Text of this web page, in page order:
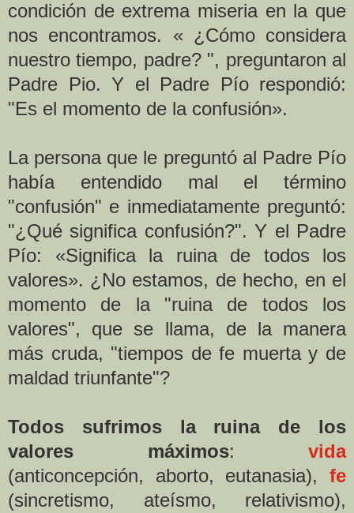
condición de extrema miseria en la que
nos encontramos. « ¿Cómo considera
nuestro tiempo, padre? ", preguntaron al
Padre Pio. Y el Padre Pío respondió:
"Es el momento de la confusión».
La persona que le preguntó al Padre Pío
había entendido mal el término
"confusión" e inmediatamente preguntó:
"¿Qué significa confusión?". Y el Padre
Pío: «Significa la ruina de todos los
valores». ¿No estamos, de hecho, en el
momento de la "ruina de todos los
valores", que se llama, de la manera
más cruda, "tiempos de fe muerta y de
maldad triunfante"?
Todos sufrimos la ruina de los
valores máximos: vida
(anticoncepción, aborto, eutanasia), fe
(sincretismo, ateísmo, relativismo),